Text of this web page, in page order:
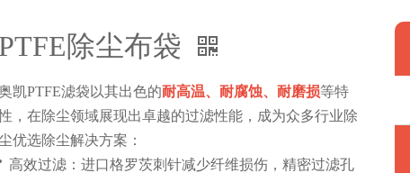
PTFE除尘布袋
凯PTFE滤袋以其出色的耐高温、耐腐蚀、耐磨损等特
，在除尘领域展现出卓越的过滤性能，成为众多行业除
优选除尘解决方案：
高效过滤：进口格罗茨刺针减少纤维损伤，精密过滤孔